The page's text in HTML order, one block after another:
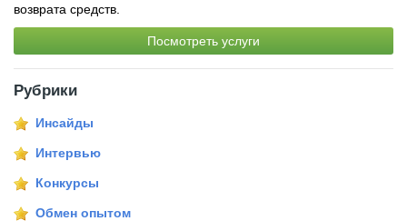
возврата средств.
Посмотреть услуги
Рубрики
Инсайды
Интервью
Конкурсы
Обмен опытом